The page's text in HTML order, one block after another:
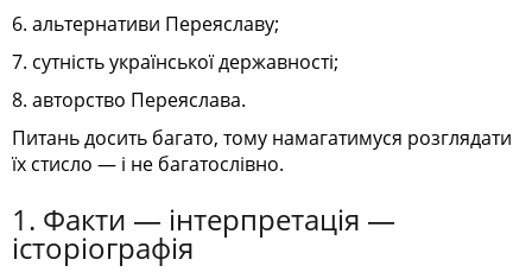
6. альтернативи Переяславу;
7. сутність української державності;
8. авторство Переяслава.
Питань досить багато, тому намагатимуся розглядати
їх стисло — і не багатослівно.
1. Факти — інтерпретація —
історіографія